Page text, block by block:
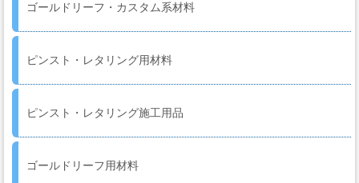
用
ッ
ゴールドリーフ・カスタム系材料
ピンスト・レタリング用材料
ピンスト・レタリング施工用品
ゴールドリーフ用材料